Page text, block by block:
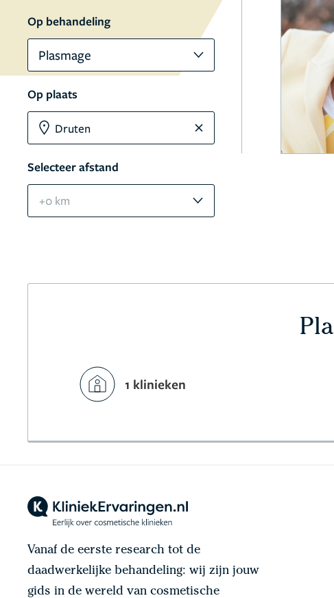
Op behandeling
Plasmage
Op plaats
Selecteer afstand
+0 km
1 klinieken
Vanaf de eerste research tot de
daadwerkelijke behandeling: wij zijn jouw
gids in de wereld van cosmetische